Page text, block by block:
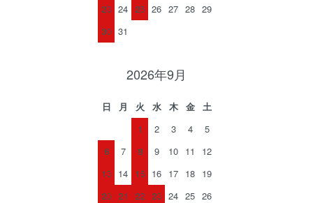
23 24 25 26 27 28 29
30 31
2026年9月
日 月 火 水 木 金
土
1
2 3 4
5
6
7 8 9 10 11
12
13 14 15 16 17 18 19
20 21 22 23 24 25 26